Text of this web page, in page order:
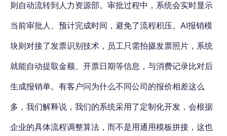
则自动流转到人力资源部。审批过程中，系统会实时显示
当前审批人、预计完成时间，避免了流程积压。AI报销模
块则对接了发票识别技术，员工只需拍摄发票照片，系统
就能自动提取金额、开票日期等信息，与消费记录比对后
生成报销单。有客户问为什么不同公司的报价相差这么
多，我们解释说，我们的系统采用了定制化开发，会根据
企业的具体流程调整算法，而不是用通用模板拼接，这也